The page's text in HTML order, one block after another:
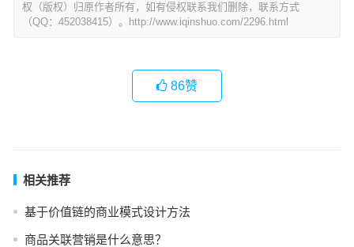
权（版权）归原作者所有，如有侵权联系我们删除，联系方式
（QQ：452038415）。http://www.iqinshuo.com/2296.html
86赞
相关推荐
基于价值链的商业模式设计方法
商品关联营销是什么意思？